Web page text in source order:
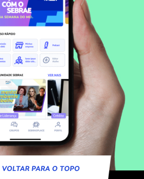
VOLTAR PARA O TOPO